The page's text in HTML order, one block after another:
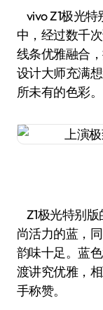
vivo Z1极光
中，经过数千
线条优雅融合
设计大师充满
所未有的色彩。
Z1极光特别
尚活力的蓝，
韵味十足。蓝
渡讲究优雅，
手称赞。